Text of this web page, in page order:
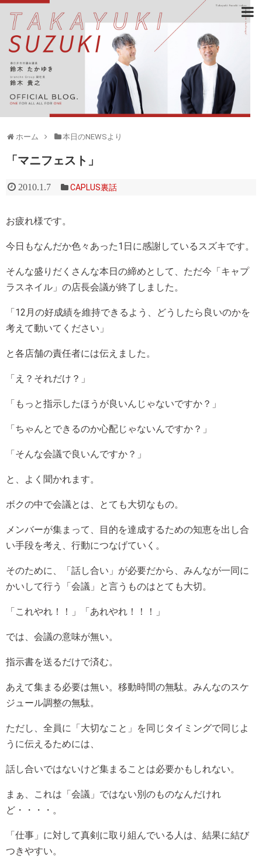
ホーム 本日のNEWSより
「マニフェスト」
2010.1.7 CAPLUS裏話
お疲れ様です。
今日もなんだか色々あった1日に感謝しているスズキです。
そんな盛りだくさんな本日の締めとして、ただ今「キャプ
ラスネイル」の店長会議が終了しました。
「12月の好成績を維持できるよう、どうしたら良いのかを
考えて動いてください」
と各店舗の責任者には伝えました。
「え？それだけ？」
「もっと指示したほうが良いんじゃないですか？」
「ちゃんとできるのか心配じゃないんですか？」
「そんな会議で良いんですか？」
と、よく聞かれます。
ボクの中で会議とは、とても大切なもの。
メンバーが集まって、目的を達成するための知恵を出し合
い手段を考え、行動につなげていく。
そのために、「話し合い」が必要だから、みんなが一同に
かいして行う「会議」と言うものはとても大切。
「これやれ！！」「あれやれ！！！」
では、会議の意味が無い。
指示書を送るだけで済む。
あえて集まる必要は無い。移動時間の無駄。みんなのスケ
ジュール調整の無駄。
ただし、全員に「大切なこと」を同じタイミングで同じよ
うに伝えるためには、
話し合いではないけど集まることは必要かもしれない。
まぁ、これは「会議」ではない別のものなんだけれ
ど・・・・。
「仕事」に対して真剣に取り組んでいる人は、結果に結び
つきやすい。